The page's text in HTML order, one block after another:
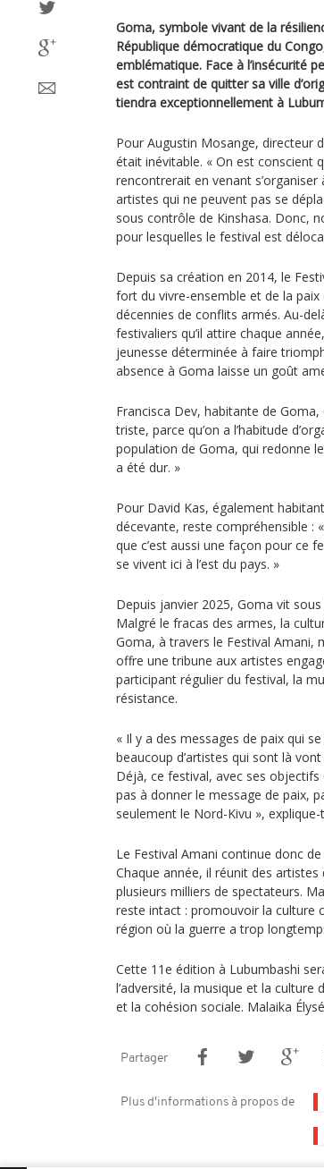
Goma, symbole vivant de la
République démocratique du
emblématique. Face à l’insécurité
est contraint de quitter sa ville
tiendra exceptionnellement à
Pour Augustin Mosange, directeur
était inévitable. « On est conscient
rencontrerait en venant
artistes qui ne peuvent pas se
sous contrôle de Kinshasa. Donc,
pour lesquelles le festival est
Depuis sa création en 2014, le
fort du vivre-ensemble et de la
décennies de conflits armés. Au-
festivaliers qu’il attire chaque
jeunesse déterminée à faire
absence à Goma laisse un goût
Francisca Dev, habitante de Goma,
triste, parce qu’on a l’habitude
population de Goma, qui redonne
a été dur. »
Pour David Kas, également
décevante, reste compréhensible :
que c’est aussi une façon pour ce
se vivent ici à l’est du pays. »
Depuis janvier 2025, Goma vit
Malgré le fracas des armes, la
Goma, à travers le Festival Amani,
offre une tribune aux artistes
participant régulier du festival, la
résistance.
« Il y a des messages de paix qui
beaucoup d’artistes qui sont là
Déjà, ce festival, avec ses objectifs
pas à donner le message de paix,
seulement le Nord-Kivu », explique-
Le Festival Amani continue donc
Chaque année, il réunit des artistes
plusieurs milliers de spectateurs.
reste intact : promouvoir la culture
région où la guerre a trop
Cette 11e édition à Lubumbashi
l’adversité, la musique et la
et la cohésion sociale. Malaika
Partager
Plus d'informations à propos de